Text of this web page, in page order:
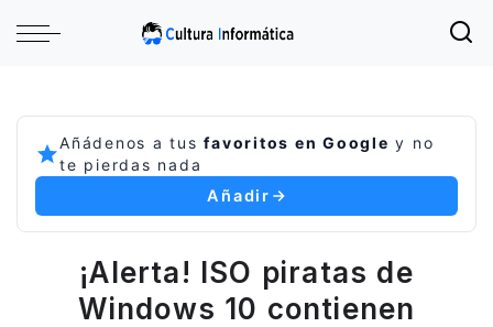
Añádenos a tusfavoritos en Google y no
te pierdas nada
Añadir
¡Alerta! ISO piratas de
Windows 10 contienen